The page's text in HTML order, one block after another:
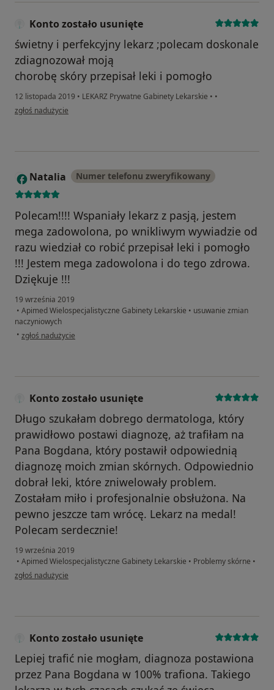
Konto zostało usunięte
świetny i perfekcyjny lekarz ;polecam doskonale
zdiagnozował moją
chorobę skóry przepisał leki i pomogło
12 listopada 2019 • LEKARZ Prywatne Gabinety Lekarskie • •
w opinii użytkownika Konto zostało usunięte
zgłoś nadużycie
N Natalia Numer telefonu zweryfikowany
Polecam!!!! Wspaniały lekarz z pasją, jestem
mega zadowolona, po wnikliwym wywiadzie od
razu wiedział co robić przepisał leki i pomogło
!!! Jestem mega zadowolona i do tego zdrowa.
Dziękuje !!!
19 września 2019
• Apimed Wielospecjalistyczne Gabinety Lekarskie • usuwanie zmian
naczyniowych
• w opinii użytkownika Natalia
zgłoś nadużycie
Konto zostało usunięte
Długo szukałam dobrego dermatologa, który
prawidłowo postawi diagnozę, aż trafiłam na
Pana Bogdana, który postawił odpowiednią
diagnozę moich zmian skórnych. Odpowiednio
dobrał leki, które zniwelowały problem.
Zostałam miło i profesjonalnie obsłużona. Na
pewno jeszcze tam wrócę. Lekarz na medal!
Polecam serdecznie!
19 września 2019
• Apimed Wielospecjalistyczne Gabinety Lekarskie • Problemy skórne •
w opinii użytkownika Konto zostało usunięte
zgłoś nadużycie
Konto zostało usunięte
Lepiej trafić nie mogłam, diagnoza postawiona
przez Pana Bogdana w 100% trafiona. Takiego